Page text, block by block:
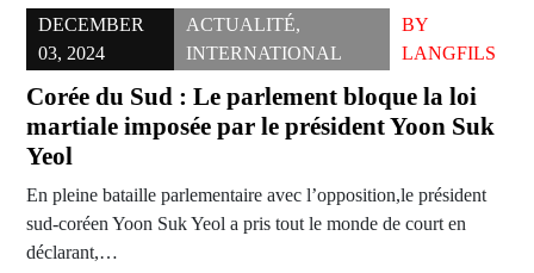
DECEMBER
03, 2024
ACTUALITÉ,
INTERNATIONAL
BY
LANGFILS
Corée du Sud : Le parlement bloque la loi
martiale imposée par le président Yoon Suk
Yeol
En pleine bataille parlementaire avec l’opposition,le président
sud-coréen Yoon Suk Yeol a pris tout le monde de court en
déclarant,…